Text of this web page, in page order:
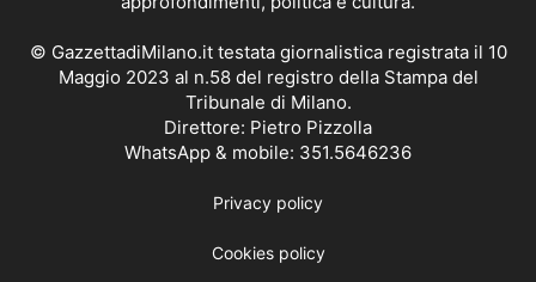
© GazzettadiMilano.it testata giornalistica registrata il 10
Maggio 2023 al n.58 del registro della Stampa del
Tribunale di Milano.
Direttore: Pietro Pizzolla
WhatsApp & mobile: 351.5646236
Privacy policy
Cookies policy